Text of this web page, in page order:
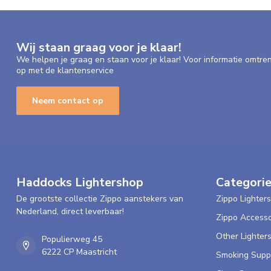
Laetitia
Posted on 27 September 2020 at 13:30
Het is lekkerder en beter dan verwacht
De smaak komt heel goed door veel beter dan gewone
zeker blijven
Annelies D.
Goede snelle service
Wij staan graag voor je klaar!
We helpen je graag en staan voor je klaar! Voor informatie
op met de klantenservice
Neem contact op
Haddocks Lightershop
De grootste collectie Zippo aanstekers van
Nederland, direct leverbaar!
Populierweg 45
6222 CP Maastricht
Zippo Lighters
Zippo
Other Lighters
Smoking